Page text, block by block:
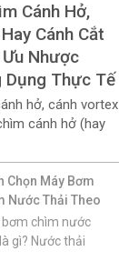
Cánh Hở,
Cánh Cắt
Ưu Nhược
Dụng Thực Tế
hở, cánh vortex
cánh hở (hay
Chọn Máy Bơm
Nước Thải Theo
Cột Áp, Kích
Hạt Rắn Và Môi
bơm chìm nước
gì? Nước thải